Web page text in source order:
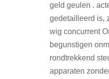
geld geulen .
gedetailleerd is,
wig concurrent
begunstigen
rondtrekkend
apparaten